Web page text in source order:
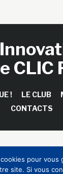
CLIC
! LE CLUB
CONTACTS
Sinapses Conseils
pour vous
site. Si vous